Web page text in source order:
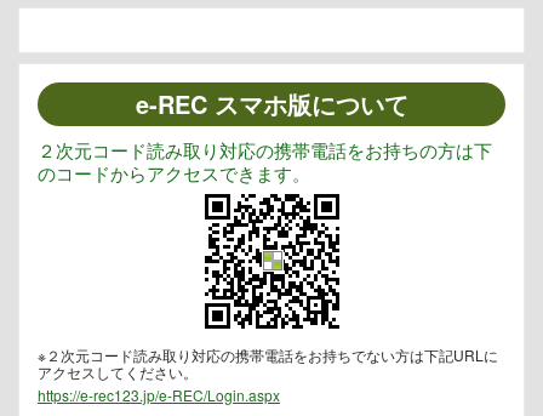
e-REC スマホ版について
２次元コード読み取り対応の携帯電話をお持ちの方は下
のコードからアクセスできます。
※２次元コード読み取り対応の携帯電話をお持ちでない方は下記URLに
アクセスしてください。
https://e-rec123.jp/e-REC/Login.aspx